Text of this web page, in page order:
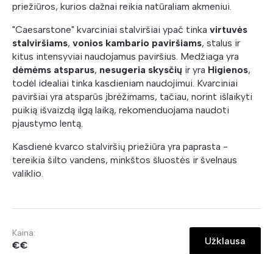
priežiūros, kurios dažnai reikia natūraliam akmeniui.
"Caesarstone" kvarciniai stalviršiai ypač tinka virtuvės
stalviršiams, vonios kambario paviršiams, stalus ir
kitus intensyviai naudojamus paviršius. Medžiaga yra
dėmėms atsparus, nesugeria skysčių ir yra Higienos,
todėl idealiai tinka kasdieniam naudojimui. Kvarciniai
paviršiai yra atsparūs įbrėžimams, tačiau, norint išlaikyti
puikią išvaizdą ilgą laiką, rekomenduojama naudoti
pjaustymo lentą.
Kasdienė kvarco stalviršių priežiūra yra paprasta -
tereikia šilto vandens, minkštos šluostės ir švelnaus
valiklio.
Kaina:
€€ Užklausa